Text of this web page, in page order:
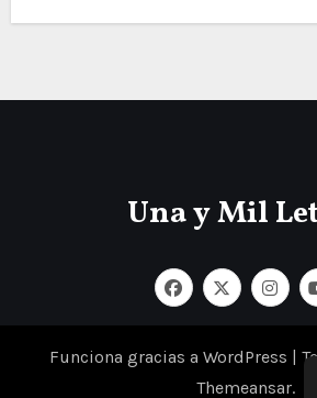
Una y Mil
Funciona gracias a WordPress |
Themeansar.